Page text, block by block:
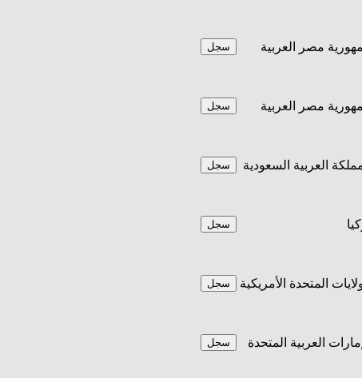
مصر العربية سجل
مصر العربية سجل
العربية السعودية سجل
سجل
المتحدة الأمريكية سجل
العربية المتحدة سجل